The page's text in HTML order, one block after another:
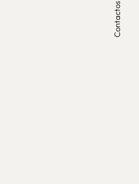
Contactos